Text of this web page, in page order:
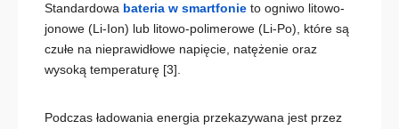
Standardowa bateria w smartfonie to ogniwo litowo-
jonowe (Li-Ion) lub litowo-polimerowe (Li-Po), które są
czułe na nieprawidłowe napięcie, natężenie oraz
wysoką temperaturę [3]
Podczas ładowania energia przekazywana jest przez